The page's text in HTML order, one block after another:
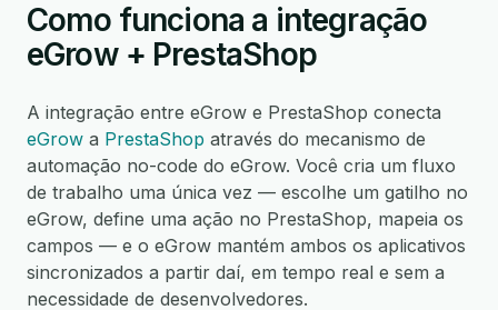
Como funciona a integração
eGrow + PrestaShop
A integração entre eGrow e PrestaShop conecta
eGrow a PrestaShop através do mecanismo de
automação no-code do eGrow. Você cria um fluxo
de trabalho uma única vez — escolhe um gatilho no
eGrow, define uma ação no PrestaShop, mapeia os
campos — e o eGrow mantém ambos os aplicativos
sincronizados a partir daí, em tempo real e sem a
necessidade de desenvolvedores.